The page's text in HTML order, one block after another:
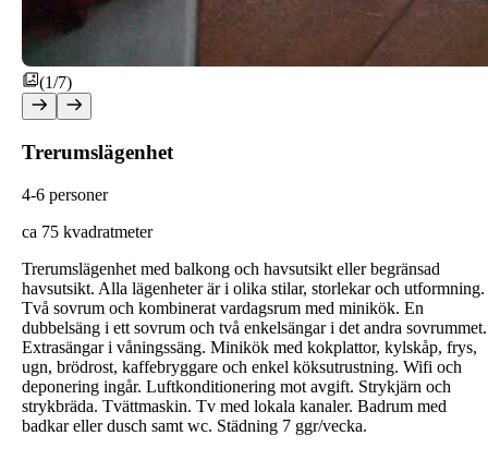
(1/7)
Trerumslägenhet
4-6 personer
ca 75 kvadratmeter
Trerumslägenhet med balkong och havsutsikt eller begränsad
havsutsikt. Alla lägenheter är i olika stilar, storlekar och utformning.
Två sovrum och kombinerat vardagsrum med minikök. En
dubbelsäng i ett sovrum och två enkelsängar i det andra sovrummet.
Extrasängar i våningssäng. Minikök med kokplattor, kylskåp, frys,
ugn, brödrost, kaffebryggare och enkel köksutrustning. Wifi och
deponering ingår. Luftkonditionering mot avgift. Strykjärn och
strykbräda. Tvättmaskin. Tv med lokala kanaler. Badrum med
badkar eller dusch samt wc. Städning 7 ggr/vecka.